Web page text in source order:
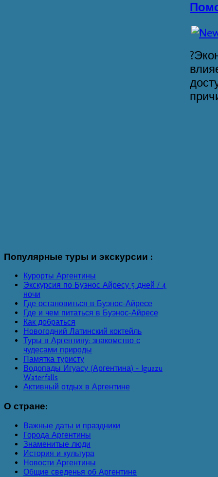
Популярные туры и экскурсии :
Курорты Аргентины
Экскурсия по Буэнос Айресу 5 дней / 4
ночи
Где остановиться в Буэнос-Айресе
Где и чем питаться в Буэнос-Айресе
Как добраться
Новогодний Латинский коктейль
Туры в Аргентину: знакомство с
чудесами природы
Памятка туристу
Водопады Игуасу (Аргентина) - Iguazu
Waterfalls
Активный отдых в Аргентине
О стране:
Важные даты и праздники
Города Аргентины
Знаменитые люди
История и культура
Новости Аргентины
Общие сведенья об Аргентине